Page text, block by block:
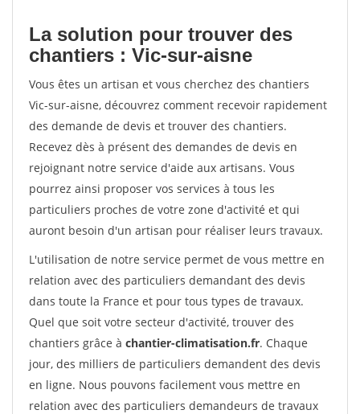
La solution pour trouver des
chantiers : Vic-sur-aisne
Vous êtes un artisan et vous cherchez des chantiers
Vic-sur-aisne, découvrez comment recevoir rapidement
des demande de devis et trouver des chantiers.
Recevez dès à présent des demandes de devis en
rejoignant notre service d'aide aux artisans. Vous
pourrez ainsi proposer vos services à tous les
particuliers proches de votre zone d'activité et qui
auront besoin d'un artisan pour réaliser leurs travaux.
L'utilisation de notre service permet de vous mettre en
relation avec des particuliers demandant des devis
dans toute la France et pour tous types de travaux.
Quel que soit votre secteur d'activité, trouver des
chantiers grâce à chantier-climatisation.fr. Chaque
jour, des milliers de particuliers demandent des devis
en ligne. Nous pouvons facilement vous mettre en
relation avec des particuliers demandeurs de travaux